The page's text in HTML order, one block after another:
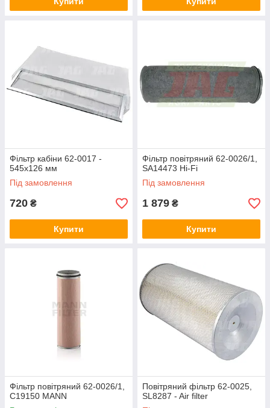
Фільтр кабіни 62-0017 -
545x126 мм
Під замовлення
720 ₴
Купити
Фільтр повітряний 62-0026/1,
SA14473 Hi-Fi
Під замовлення
1 879 ₴
Купити
Фільтр повітряний 62-0026/1,
C19150 MANN
Повітряний фільтр 62-0025,
SL8287 - Air filter